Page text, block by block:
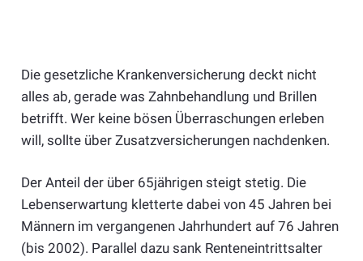
Die gesetzliche Krankenversicherung deckt nicht
alles ab, gerade was Zahnbehandlung und Brillen
betrifft. Wer keine bösen Überraschungen erleben
will, sollte über Zusatzversicherungen nachdenken.
Der Anteil der über 65jährigen steigt stetig. Die
Lebenserwartung kletterte dabei von 45 Jahren bei
Männern im vergangenen Jahrhundert auf 76 Jahren
(bis 2002). Parallel dazu sank Renteneintrittsalter